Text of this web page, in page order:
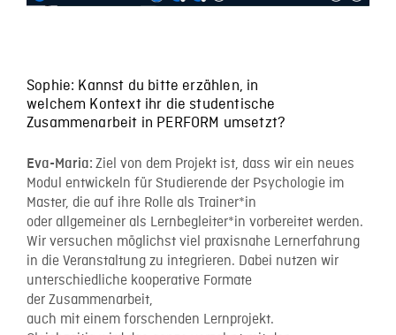
Sophie: Kannst du bitte erzählen, in
welchem Kontext ihr die studentische
Zusammenarbeit in PERFORM umsetzt?
Eva-Maria: Ziel von dem Projekt ist, dass wir ein neues
Modul entwickeln für Studierende der Psychologie im
Master, die auf ihre Rolle als Trainer*in
oder allgemeiner als Lernbegleiter*in vorbereitet werden.
Wir versuchen möglichst viel praxisnahe Lernerfahrung
in die Veranstaltung zu integrieren. Dabei nutzen wir
unterschiedliche kooperative Formate
der Zusammenarbeit,
auch mit einem forschenden Lernprojekt.